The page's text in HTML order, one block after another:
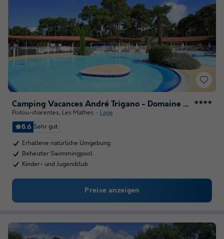
Camping Vacances André Trigano - Domaine de Montcalm ★★★★
Poitou-charentes, Les Mathes Lage
8.6 Sehr gut
Erhaltene natürliche Umgebung
Beheizter Swimmingpool
Kinder- und Jugendclub
Preise anzeigen